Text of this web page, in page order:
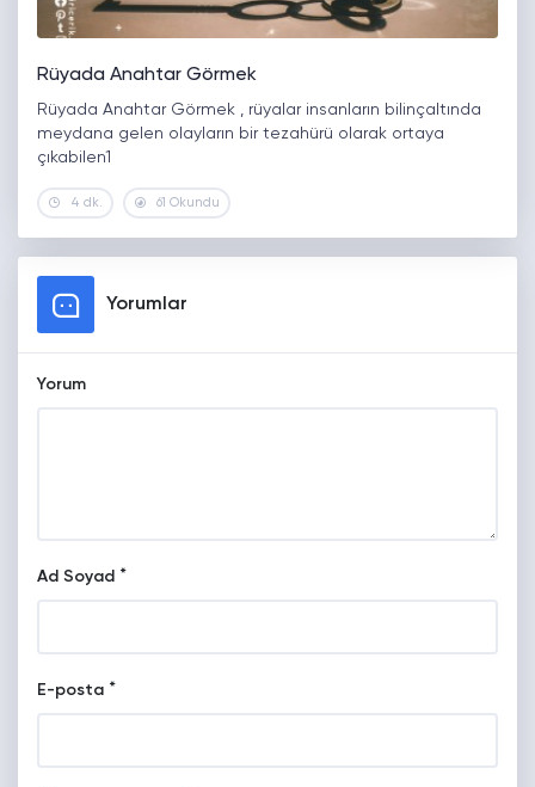
Rüyada Anahtar Görmek
Rüyada Anahtar Görmek , rüyalar insanların bilinçaltında
meydana gelen olayların bir tezahürü olarak ortaya
çıkabilen1
4 dk. 61 Okundu
Yorumlar
Yorum
Ad Soyad *
E-posta *